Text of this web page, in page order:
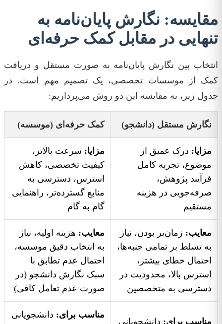
مقایسه: نگارش پایان‌نامه به
تنهایی در مقابل کمک حرفه‌ای
انتخاب بین نگارش پایان‌نامه به صورت مستقل و دریافت
کمک از موسسات تخصصی، یک تصمیم مهم است. در
جدول زیر، به مقایسه این دو روش می‌پردازیم:
نگارش مستقل (دانشجو) کمک حرفه‌ای (موسسه)
مزایا: درک عمیق از
موضوع، تجربه کامل
فرآیند پژوهش،
صرفه‌جویی در هزینه
مستقیم
مزایا: سرعت بالاتر،
کیفیت تخصصی، کاهش
استرس، دسترسی به
منابع گسترده‌تر، راهنمایی
گام به گام
معایب: زمان‌بر بودن، نیاز
به تسلط بر تمامی جنبه‌ها،
احتمال خطای بیشتر،
استرس بالا، محدودیت در
دسترسی به متخصصین
معایب: هزینه اولیه، نیاز
به انتخاب دقیق موسسه،
احتمال عدم تطابق با
سبک نگارش دانشجو (در
صورت عدم تعامل کافی)
مناسب برای: دانشجویانی
مناسب برای: دانشجویانی